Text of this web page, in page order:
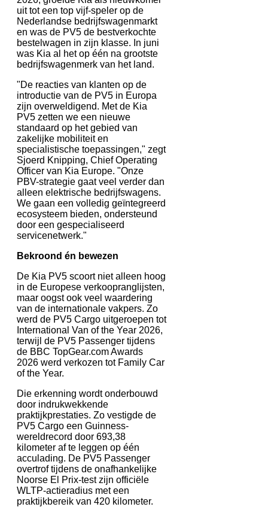
uit tot een top vijf-speler op de
Nederlandse bedrijfswagenmarkt
en was de PV5 de bestverkochte
bestelwagen in zijn klasse. In juni
was Kia al het op één na grootste
bedrijfswagenmerk van het land.
"De reacties van klanten op de
introductie van de PV5 in Europa
zijn overweldigend. Met de Kia
PV5 zetten we een nieuwe
standaard op het gebied van
zakelijke mobiliteit en
specialistische toepassingen," zegt
Sjoerd Knipping, Chief Operating
Officer van Kia Europe. "Onze
PBV-strategie gaat veel verder dan
alleen elektrische bedrijfswagens.
We gaan een volledig geïntegreerd
ecosysteem bieden, ondersteund
door een gespecialiseerd
servicenetwerk."
Bekroond én bewezen
De Kia PV5 scoort niet alleen hoog
in de Europese verkoopranglijsten,
maar oogst ook veel waardering
van de internationale vakpers. Zo
werd de PV5 Cargo uitgeroepen tot
International Van of the Year 2026,
terwijl de PV5 Passenger tijdens
de BBC TopGear.com Awards
2026 werd verkozen tot Family Car
of the Year.
Die erkenning wordt onderbouwd
door indrukwekkende
praktijkprestaties. Zo vestigde de
PV5 Cargo een Guinness-
wereldrecord door 693,38
kilometer af te leggen op één
acculading. De PV5 Passenger
overtrof tijdens de onafhankelijke
Noorse El Prix-test zijn officiële
WLTP-actieradius met een
praktijkbereik van 420 kilometer.